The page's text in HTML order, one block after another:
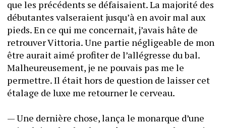
que les précédents se défaisaient. La majorité des
débutantes valseraient jusqu’à en avoir mal aux
pieds. En ce qui me concernait, j’avais hâte de
retrouver Vittoria. Une partie négligeable de mon
être aurait aimé profiter de l’allégresse du bal.
Malheureusement, je ne pouvais pas me le
permettre. Il était hors de question de laisser cet
— Une dernière chose, lança le monarque d’une